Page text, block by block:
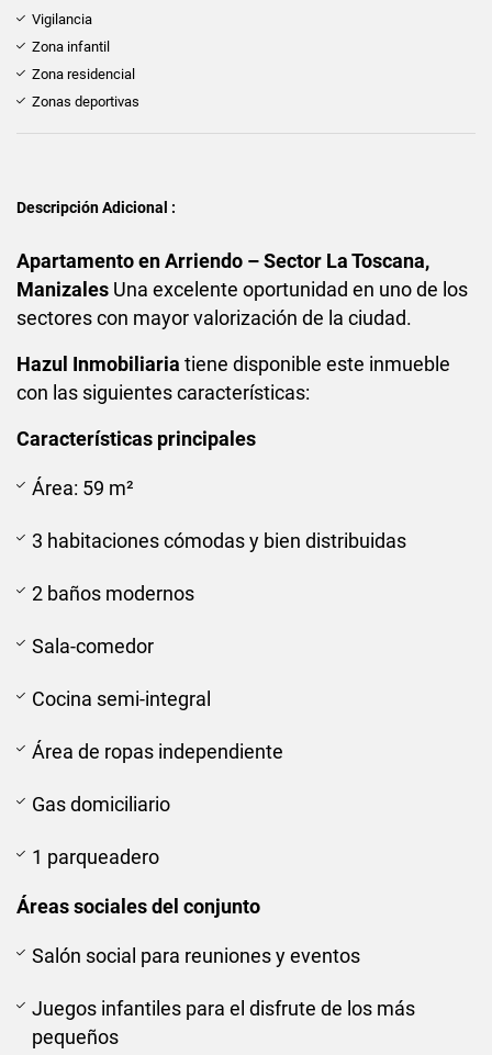
Vigilancia
Zona infantil
Zona residencial
Zonas deportivas
Descripción Adicional :
Apartamento en Arriendo – Sector La Toscana,
Manizales Una excelente oportunidad en uno de los
sectores con mayor valorización de la ciudad.
Hazul Inmobiliaria tiene disponible este inmueble
con las siguientes características:
Características principales
Área: 59 m²
3 habitaciones cómodas y bien distribuidas
2 baños modernos
Sala-comedor
Cocina semi-integral
Área de ropas independiente
Gas domiciliario
1 parqueadero
Áreas sociales del conjunto
Salón social para reuniones y eventos
Juegos infantiles para el disfrute de los más
pequeños